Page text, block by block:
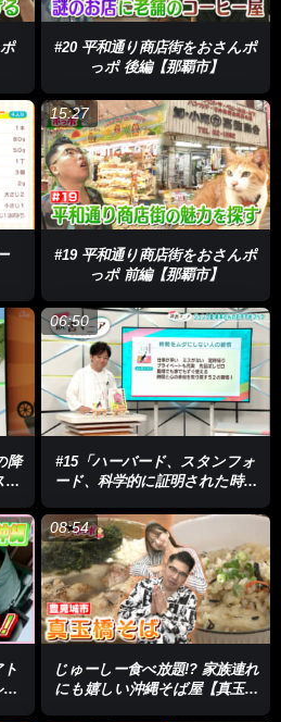
#20 平和通り商店街をおさんポ
っポ 後編【那覇市】
15:27
#19 平和通り商店街をおさんポ
っポ 前編【那覇市】
降
カ
ィ
曜
06:50
#15「ハーバード、スタンフォ
ード、科学的に証明された時間
をかなえるゾウ 子ども版１」
08:54
じゅーしー食べ放題!? 家族連れ
にも嬉しい沖縄そば屋【真玉橋